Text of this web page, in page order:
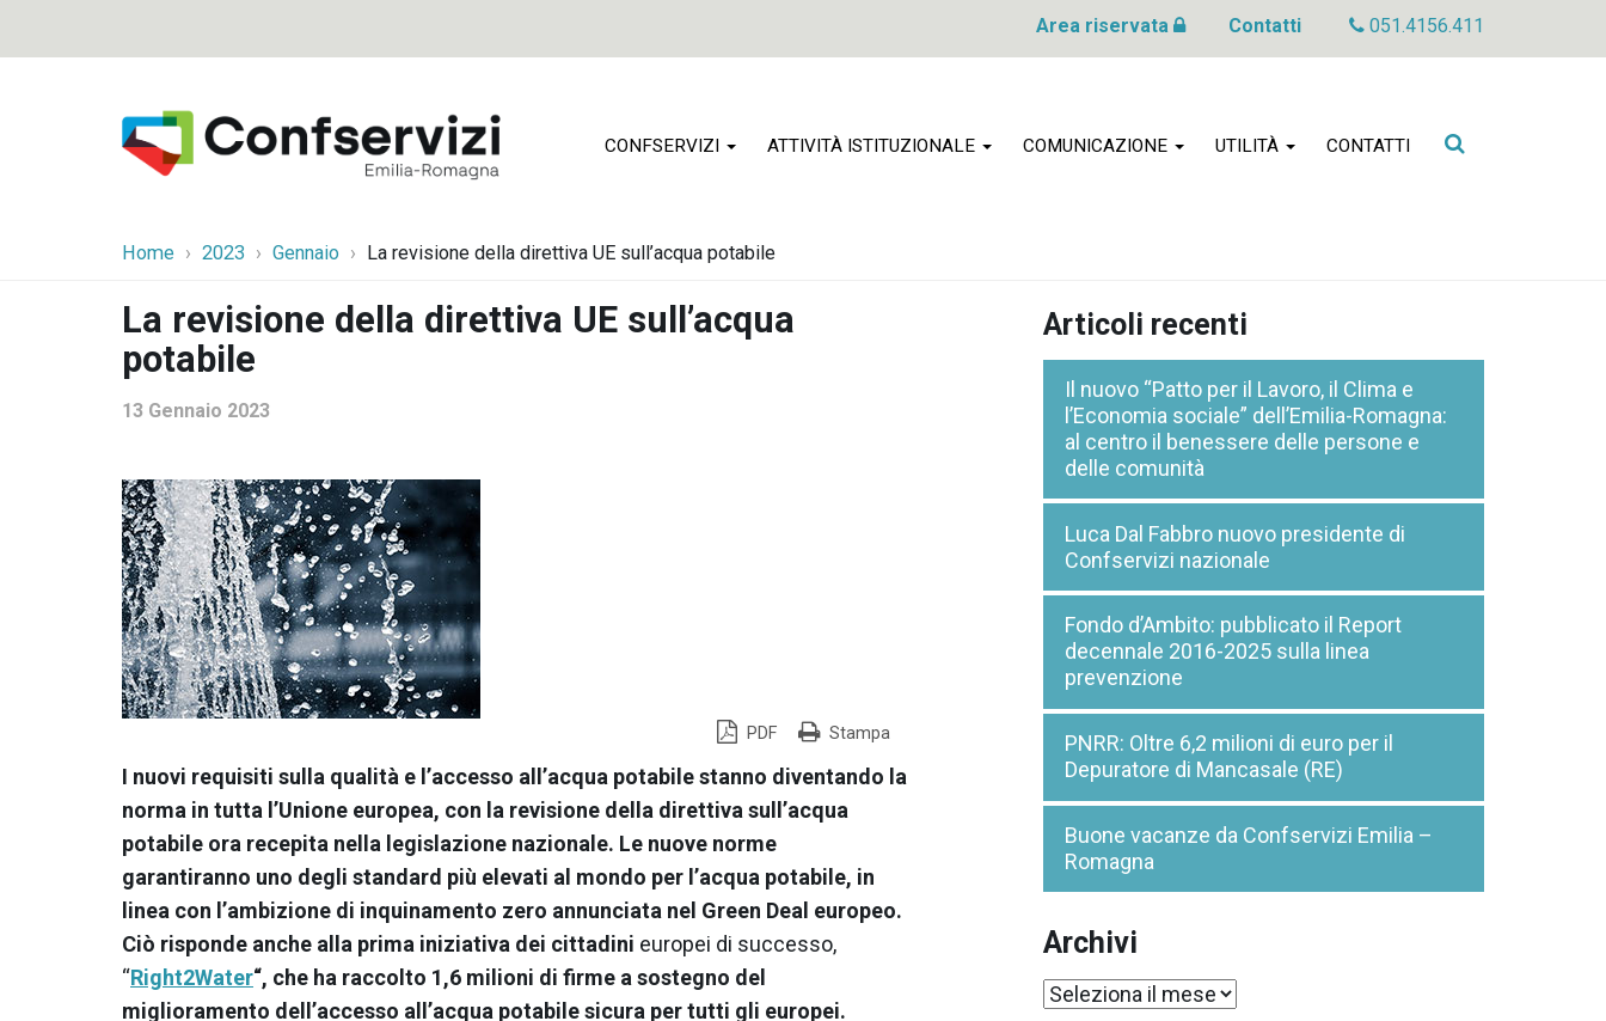
Area riservata Contatti 051.4156.411
CONFSERVIZI ATTIVITÀ ISTITUZIONALE COMUNICAZIONE UTILITÀ CONTATTI
Cerca
Home 2023 Gennaio La revisione della direttiva UE sull’acqua potabile
La revisione della direttiva UE sull’acqua
potabile
13 Gennaio 2023
PDF Stampa
I nuovi requisiti sulla qualità e l’accesso all’acqua potabile stanno diventando la
norma in tutta l’Unione europea, con la revisione della direttiva sull’acqua
potabile ora recepita nella legislazione nazionale. Le nuove norme
garantiranno uno degli standard più elevati al mondo per l’acqua potabile, in
linea con l’ambizione di inquinamento zero annunciata nel Green Deal europeo.
Ciò risponde anche alla prima iniziativa dei cittadini europei di successo,
“Right2Water“, che ha raccolto 1,6 milioni di firme a sostegno del
miglioramento dell’accesso all’acqua potabile sicura per tutti gli europei.
Articoli recenti
Il nuovo “Patto per il Lavoro, il Clima e
l’Economia sociale” dell’Emilia-Romagna:
al centro il benessere delle persone e
delle comunità
Luca Dal Fabbro nuovo presidente di
Confservizi nazionale
Fondo d’Ambito: pubblicato il Report
decennale 2016-2025 sulla linea
prevenzione
PNRR: Oltre 6,2 milioni di euro per il
Depuratore di Mancasale (RE)
Buone vacanze da Confservizi Emilia –
Romagna
Archivi
Archivi